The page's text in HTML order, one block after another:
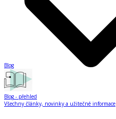
Blog
Blog - přehled
Všechny články, novinky a užitečné informace